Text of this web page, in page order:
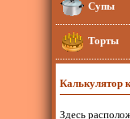
Супы
Торты
Калькулятор
Здесь